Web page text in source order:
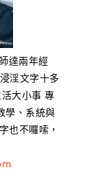
達兩年經
淫文字十多
大小事 專
學、系統與
也不囉嗦，